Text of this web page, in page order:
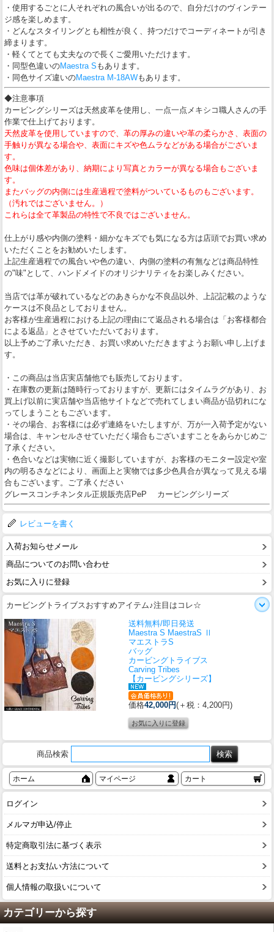
・使用するごとに人それぞれの風合いが出るので、自分だけのヴィンテー
ジ感を楽しめます。
・どんなスタイリングとも相性が良く、持つだけでコーディネートが引き
締まります。
・軽くてとても丈夫なので長くご愛用いただけます。
・同型色違いのMaestra S もあります。
・同色サイズ違いのMaestra M-18AWもあります。
◆注意事項
カービングシリーズは天然皮革を使用し、一点一点メキシコ職人さんの手
作業で仕上げております。
天然皮革を使用していますので、革の厚みの違いや革の柔らかさ、表面の
手触りが異なる場合や、表面にキズや色ムラなどがある場合がございま
す。
色味は個体差があり、納期により写真とカラーが異なる場合もございま
す。
またバッグの内側には生産過程で塗料がついているものもございます。
（汚れではございません。）
これらは全て革製品の特性で不良ではございません。
仕上がり感や内側の塗料・細かなキズでも気になる方は店頭でお買い求め
いただくことをお勧めいたします。
上記生産過程での風合いや色の違い、内側の塗料の有無などは商品特性
の"味"として、ハンドメイドのオリジナリティをお楽しみください。
当店では革が破れているなどのあきらかな不良品以外、上記記載のような
ケースは不良品としておりません。
お客様が生産過程における上記の理由にて返品される場合は「お客様都合
による返品」とさせていただいております。
以上予めご了承いただき、お買い求めいただきますようお願い申し上げま
す。
・この商品は当店実店舗他でも販売しております。
・在庫数の更新は随時行っておりますが、更新にはタイムラグがあり、お
買上げ以前に実店舗や当店他サイトなどで売れてしまい商品が品切れにな
ってしまうこともございます。
・その場合、お客様には必ず連絡をいたしますが、万が一入荷予定がない
場合は、キャンセルさせていただく場合もございますことをあらかじめご
了承ください。
・色合いなどは実物に近く撮影していますが、お客様のモニター設定や室
内の明るさなどにより、画面上と実物では多少色具合が異なって見える場
合もございます。ご了承ください
グレースコンチネンタル正規販売店PeP カービングシリーズ
レビューを書く
入荷お知らせメール
商品についてのお問い合わせ
お気に入りに登録
カービングトライブスおすすめアイテム♪注目はコレ☆
送料無料/即日発送
Maestra S MaestraS Ⅱ
マエストラS
バッグ
カービングトライブス
Carving Tribes
【カービングシリーズ】
価格42,000円(＋税：4,200円)
商品検索
ホーム マイページ カート
ログイン
メルマガ申込/停止
特定商取引法に基づく表示
送料とお支払い方法について
個人情報の取扱いについて
カテゴリーから探す